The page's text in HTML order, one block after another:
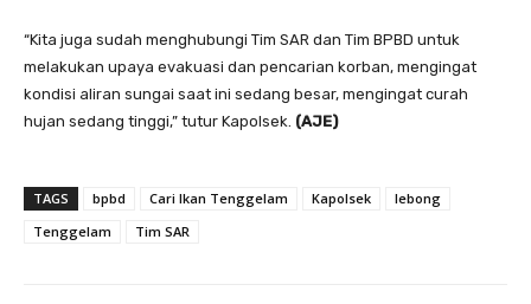
“Kita juga sudah menghubungi Tim SAR dan Tim BPBD untuk
melakukan upaya evakuasi dan pencarian korban, mengingat
kondisi aliran sungai saat ini sedang besar, mengingat curah
hujan sedang tinggi,” tutur Kapolsek. (AJE)
TAGS bpbd Cari Ikan Tenggelam Kapolsek
lebong
Tenggelam
Tim SAR